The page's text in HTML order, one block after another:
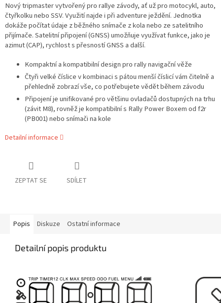
Nový tripmaster vytvořený pro rallye závody, ať už pro motocykl, auto,
čtyřkolku nebo SSV. Využití najde i při adventure ježdění. Jednotka
dokáže počítat údaje z běžného snímače z kola nebo ze satelitního
přijímače. Satelitní připojení (GNSS) umožňuje využívat funkce, jako je
azimut (CAP), rychlost s přesností GNSS a další.
Kompaktní a kompatibilní design pro rally navigační věže
Čtyři velké číslice v kombinaci s pátou menší číslicí vám čitelně a
přehledně zobrazí vše, co potřebujete vědět během závodu
Připojení je unifikované pro většinu ovladačů dostupných na trhu
(závit M8), rovněž je kompatibilní s Rally Power Boxem od f2r
(PB001) nebo snímači na kole
Detailní informace
ZEPTAT SE SDÍLET
Popis Diskuze Ostatní informace
Detailní popis produktu